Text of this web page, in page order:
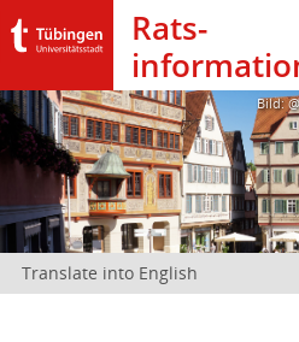
Rats­
Bild:
Translate into English